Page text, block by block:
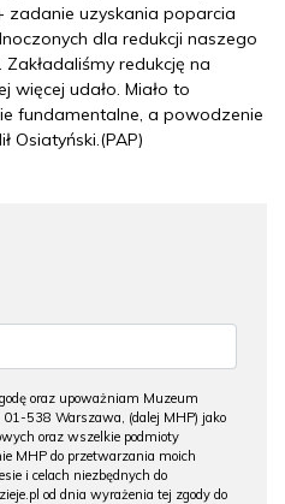
zadanie uzyskania poparcia
dla redukcji naszego
Zakładaliśmy redukcję na
więcej udało. Miało to
fundamentalne, a powodzenie
Osiatyński.(PAP)
oraz upoważniam Muzeum
538 Warszawa, (dalej MHP) jako
oraz wszelkie podmioty
MHP do przetwarzania moich
i celach niezbędnych do
od dnia wyrażenia tej zgody do